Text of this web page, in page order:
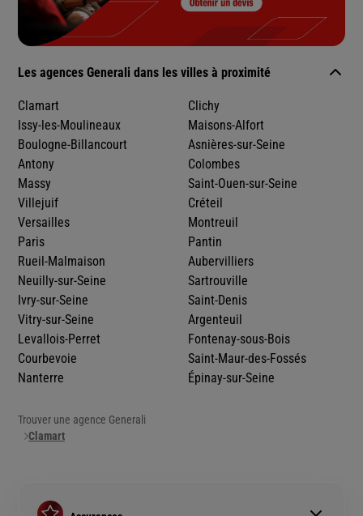
Les agences Generali dans les villes à proximité
Clamart
Issy-les-Moulineaux
Boulogne-Billancourt
Antony
Massy
Villejuif
Versailles
Paris
Rueil-Malmaison
Neuilly-sur-Seine
Ivry-sur-Seine
Vitry-sur-Seine
Levallois-Perret
Courbevoie
Nanterre
Clichy
Maisons-Alfort
Asnières-sur-Seine
Colombes
Saint-Ouen-sur-Seine
Créteil
Montreuil
Pantin
Aubervilliers
Sartrouville
Saint-Denis
Argenteuil
Fontenay-sous-Bois
Saint-Maur-des-Fossés
Épinay-sur-Seine
Trouver une agence Generali
Clamart